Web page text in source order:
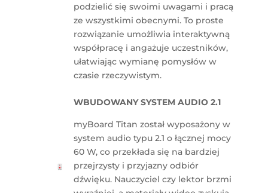
podzielić się swoimi uwagami i pracą
ze wszystkimi obecnymi. To proste
rozwiązanie umożliwia interaktywną
współpracę i angażuje uczestników,
ułatwiając wymianę pomysłów w
czasie rzeczywistym.
WBUDOWANY SYSTEM AUDIO 2.1
myBoard Titan został wyposażony w
system audio typu 2.1 o łącznej mocy
60 W, co przekłada się na bardziej
przejrzysty i przyjazny odbiór
dźwięku. Nauczyciel czy lektor brzmi